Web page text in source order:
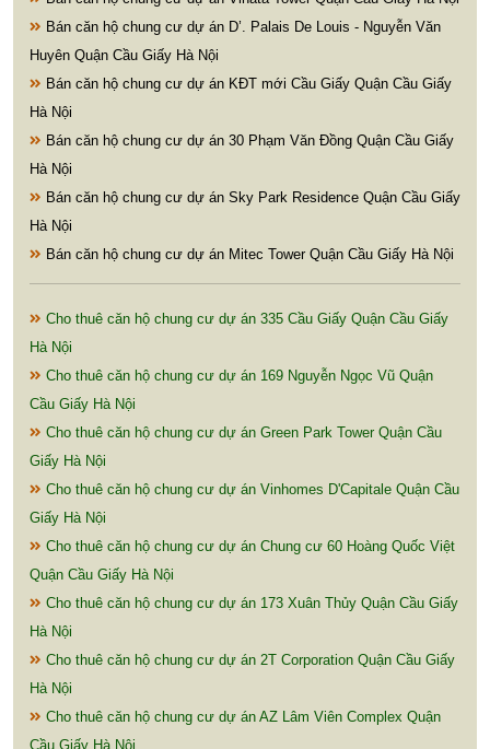
Bán căn hộ chung cư dự án D’. Palais De Louis - Nguyễn Văn
Huyên Quận Cầu Giấy Hà Nội
Bán căn hộ chung cư dự án KĐT mới Cầu Giấy Quận Cầu Giấy
Hà Nội
Bán căn hộ chung cư dự án 30 Phạm Văn Đồng Quận Cầu Giấy
Hà Nội
Bán căn hộ chung cư dự án Sky Park Residence Quận Cầu Giấy
Hà Nội
Bán căn hộ chung cư dự án Mitec Tower Quận Cầu Giấy Hà Nội
Cho thuê căn hộ chung cư dự án 335 Cầu Giấy Quận Cầu Giấy
Hà Nội
Cho thuê căn hộ chung cư dự án 169 Nguyễn Ngọc Vũ Quận
Cầu Giấy Hà Nội
Cho thuê căn hộ chung cư dự án Green Park Tower Quận Cầu
Giấy Hà Nội
Cho thuê căn hộ chung cư dự án Vinhomes D'Capitale Quận Cầu
Giấy Hà Nội
Cho thuê căn hộ chung cư dự án Chung cư 60 Hoàng Quốc Việt
Quận Cầu Giấy Hà Nội
Cho thuê căn hộ chung cư dự án 173 Xuân Thủy Quận Cầu Giấy
Hà Nội
Cho thuê căn hộ chung cư dự án 2T Corporation Quận Cầu Giấy
Hà Nội
Cho thuê căn hộ chung cư dự án AZ Lâm Viên Complex Quận
Cầu Giấy Hà Nội